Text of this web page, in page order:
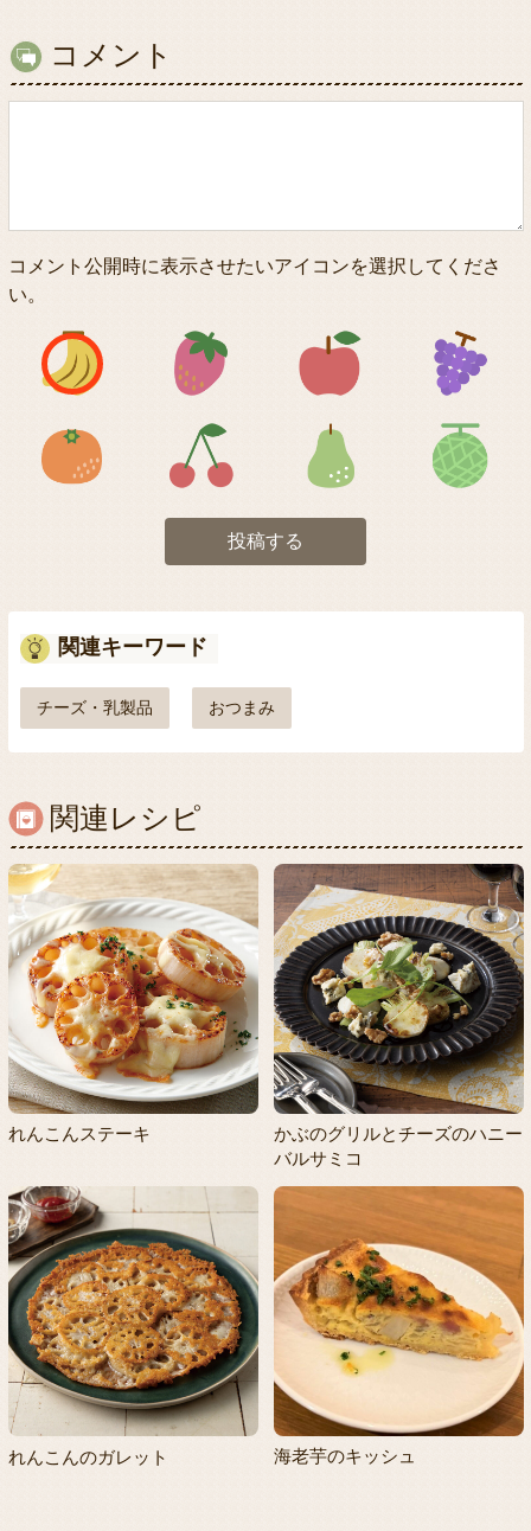
コメント
コメント公開時に表示させたいアイコンを選択してくださ
い。
アイコン1 アイコン2 アイコン3
アイコン5 アイコン6 アイコン7
投稿する
関連キーワード
チーズ・乳製品 おつまみ
関連レシピ
れんこんステーキ
かぶのグリルとチーズのハニー
バルサミコ
れんこんのガレット 海老芋のキッシュ